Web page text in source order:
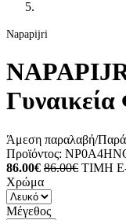
Napapijri
Άμεση παραλαβή/
Προϊόντος:
86.00€ 86.00€ ΤΙΜΗ
Χρώμα
Μέγεθος